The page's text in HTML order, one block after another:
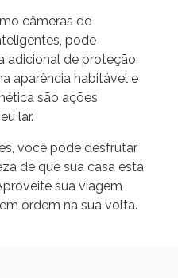
câmeras de
pode
adicional de proteção.
aparência habitável e
são ações
lar.
você pode desfrutar
de que sua casa está
sua viagem
ordem na sua volta.